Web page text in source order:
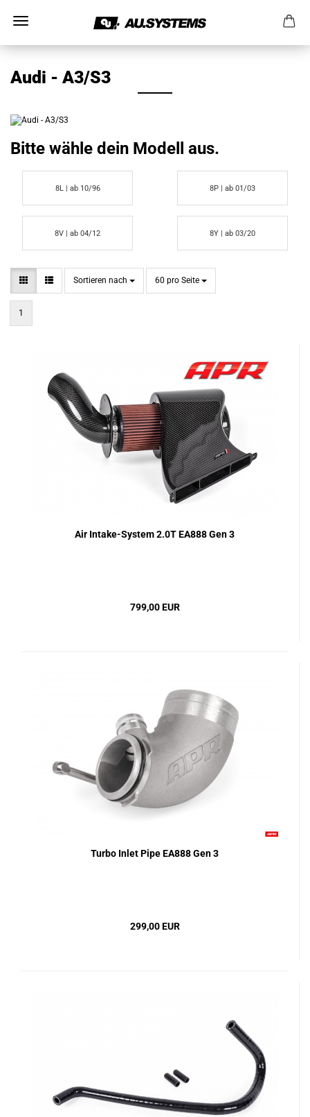
Audi - A3/S3
Bitte wähle dein Modell aus.
8L | ab 10/96 8P | ab 01/03
8V | ab 04/12 8Y | ab 03/20
Sortieren nach
Sortieren nach 60 pro Seite
pro Seite
1
Air Intake-System 2.0T EA888 Gen 3
799,00 EUR
Turbo Inlet Pipe EA888 Gen 3
299,00 EUR